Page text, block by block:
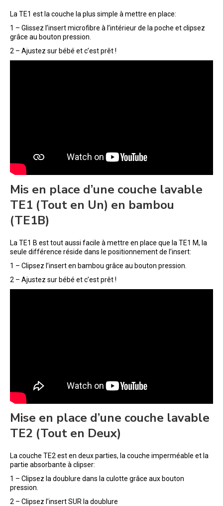
La TE1 est la couche la plus simple à mettre en place:
1 – Glissez l’insert microfibre à l’intérieur de la poche et clipsez
grâce au bouton pression.
2 – Ajustez sur bébé et c’est prêt !
Mis en place d’une couche lavable
TE1 (Tout en Un) en bambou
(TE1B)
La TE1 B est tout aussi facile à mettre en place que la TE1 M, la
seule différence réside dans le positionnement de l’insert:
1 – Clipsez l’insert en bambou grâce au bouton pression.
2 – Ajustez sur bébé et c’est prêt !
Mise en place d’une couche lavable
TE2 (Tout en Deux)
La couche TE2 est en deux parties, la couche imperméable et la
partie absorbante à clipser:
1 – Clipsez la doublure dans la culotte grâce aux bouton
pression.
2 – Clipsez l’insert SUR la doublure